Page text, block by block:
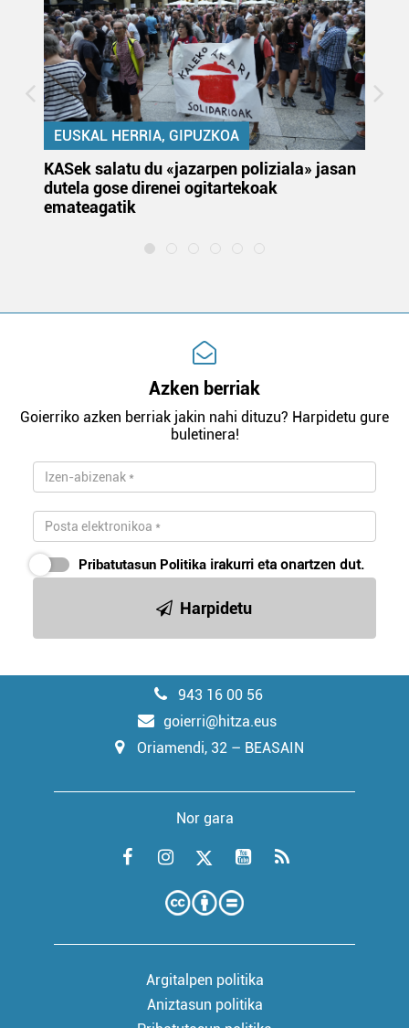
EUSKAL HERRIA, GIPUZKOA
KASek salatu du «jazarpen poliziala» jasan
dutela gose direnei ogitartekoak
emateagatik
Azken berriak
Goierriko azken berriak jakin nahi dituzu? Harpidetu gure
buletinera!
Pribatutasun Politika irakurri eta onartzen dut.
Harpidetu
943 16 00 56
goierri@hitza.eus
Oriamendi, 32 – BEASAIN
Nor gara
Argitalpen politika
Aniztasun politika